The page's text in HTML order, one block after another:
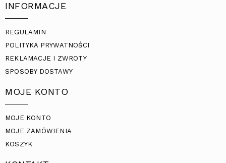
INFORMACJE
REGULAMIN
POLITYKA PRYWATNOŚCI
REKLAMACJE I ZWROTY
SPOSOBY DOSTAWY
MOJE KONTO
MOJE KONTO
MOJE ZAMÓWIENIA
KOSZYK